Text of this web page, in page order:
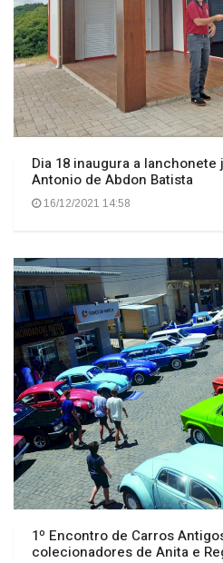
Dia 18 inaugura a
Antonio de Abdon Batista
16/12/2021 14:58
1º Encontro de Carros
colecionadores de Anita e